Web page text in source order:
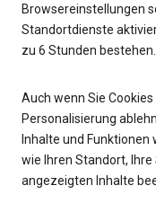
Browsereinstellungen
Standortdienste
zu 6 Stunden bestehen.
Auch wenn Sie
Personalisierung
Inhalte und
wie Ihren Standort, Ihre
angezeigten Inhalte